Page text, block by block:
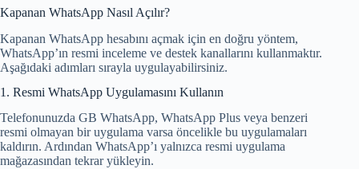
Kapanan WhatsApp Nasıl Açılır?
Kapanan WhatsApp hesabını açmak için en doğru yöntem,
WhatsApp’ın resmi inceleme ve destek kanallarını kullanmaktır.
Aşağıdaki adımları sırayla uygulayabilirsiniz.
1. Resmi WhatsApp Uygulamasını Kullanın
Telefonunuzda GB WhatsApp, WhatsApp Plus veya benzeri
resmi olmayan bir uygulama varsa öncelikle bu uygulamaları
kaldırın. Ardından WhatsApp’ı yalnızca resmi uygulama
mağazasından tekrar yükleyin.